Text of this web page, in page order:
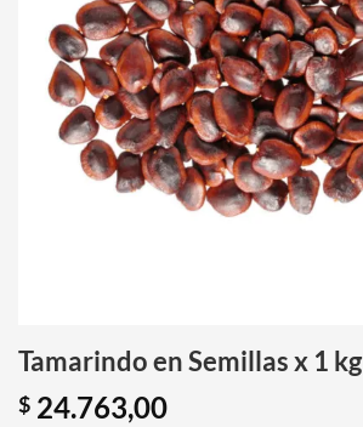
Tamarindo en Semillas x 1 kg
$ 24.763,00